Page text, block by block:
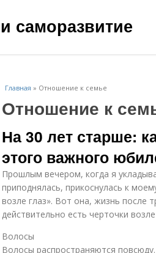
саморазвитие
Главная » Отношение к семье
Отношение к
На 30 лет старше:
этого важного
Прошлым вечером, когда я
приподнялась, прикоснулась к
возле глаз». Вот она, жизнь после
действительно есть черточки
Волосы
Волосы распространяются